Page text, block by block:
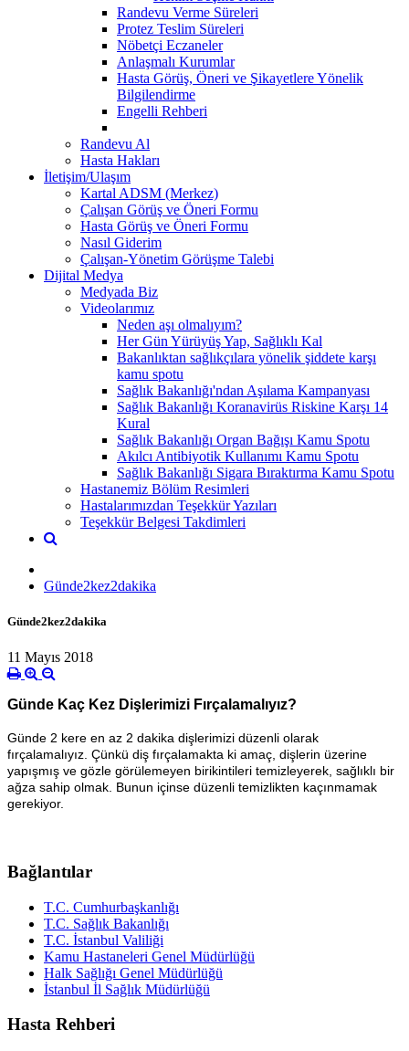
Randevu Verme Süreleri
Protez Teslim Süreleri
Nöbetçi Eczaneler
Anlaşmalı Kurumlar
Hasta Görüş, Öneri ve Şikayetlere Yönelik
Bilgilendirme
Engelli Rehberi
Randevu Al
Hasta Hakları
İletişim/Ulaşım
Kartal ADSM (Merkez)
Çalışan Görüş ve Öneri Formu
Hasta Görüş ve Öneri Formu
Nasıl Giderim
Çalışan-Yönetim Görüşme Talebi
Dijital Medya
Medyada Biz
Videolarımız
Neden aşı olmalıyım?
Her Gün Yürüyüş Yap, Sağlıklı Kal
Bakanlıktan sağlıkçılara yönelik şiddete karşı
kamu spotu
Sağlık Bakanlığı'ndan Aşılama Kampanyası
Sağlık Bakanlığı Koranavirüs Riskine Karşı 14
Kural
Sağlık Bakanlığı Organ Bağışı Kamu Spotu
Akılcı Antibiyotik Kullanımı Kamu Spotu
Sağlık Bakanlığı Sigara Bıraktırma Kamu Spotu
Hastanemiz Bölüm Resimleri
Hastalarımızdan Teşekkür Yazıları
Teşekkür Belgesi Takdimleri
Günde2kez2dakika
Günde2kez2dakika
11 Mayıs 2018
Günde Kaç Kez Dişlerimizi Fırçalamalıyız?
Günde 2 kere en az 2 dakika dişlerimizi düzenli olarak
fırçalamalıyız. Çünkü diş fırçalamakta ki amaç, dişlerin üzerine
yapışmış ve gözle görülemeyen birikintileri temizleyerek, sağlıklı bir
ağza sahip olmak. Bunun içinse düzenli temizlikten kaçınmamak
gerekiyor.
Bağlantılar
T.C. Cumhurbaşkanlığı
T.C. Sağlık Bakanlığı
T.C. İstanbul Valiliği
Kamu Hastaneleri Genel Müdürlüğü
Halk Sağlığı Genel Müdürlüğü
İstanbul İl Sağlık Müdürlüğü
Hasta Rehberi